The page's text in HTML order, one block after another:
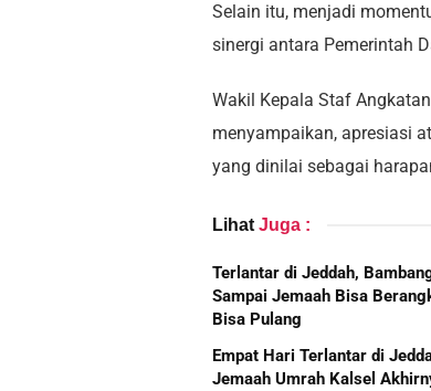
Selain itu, menjadi
sinergi antara Pemerintah
Wakil Kepala Staf
menyampaikan, apresiasi
yang dinilai sebagai
Lihat Juga :
Terlantar di Jeddah,
Sampai Jemaah Bisa
Bisa Pulang
Empat Hari Terlantar di
Jemaah Umrah Kalsel